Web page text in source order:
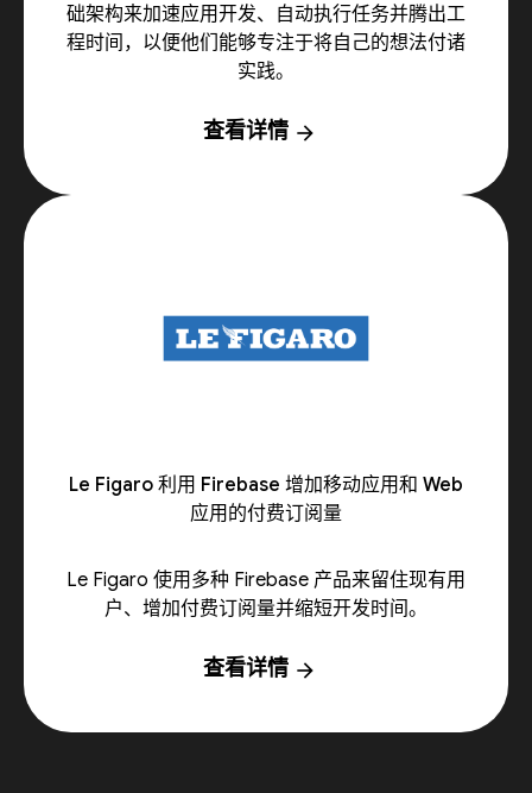
础架构来加速应用开发、自动执行任务并腾出工
程时间，以便他们能够专注于将自己的想法付诸
实践。
查看详情 arrow_forward
Le Figaro 利用 Firebase 增加移动应用和 Web
应用的付费订阅量
Le Figaro 使用多种 Firebase 产品来留住现有用
户、增加付费订阅量并缩短开发时间。
查看详情 arrow_forward